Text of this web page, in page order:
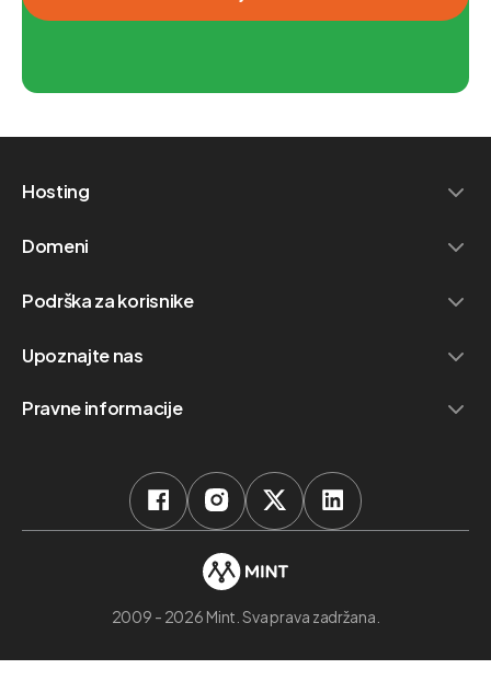
Hosting
Domeni
Podrška za korisnike
Upoznajte nas
2009 - 2026 Mint. Sva prava zadržana.
Pravne informacije